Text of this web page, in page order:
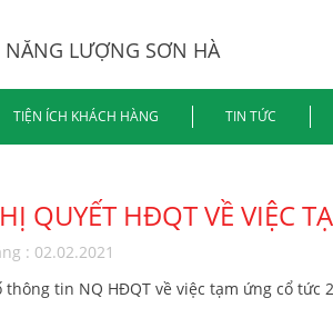
NĂNG LƯỢNG SƠN HÀ
TIỆN ÍCH KHÁCH HÀNG TIN TỨC
QUYẾT HĐQT VỀ VIỆC
: 02.02.2021
thông tin NQ HĐQT về việc tạm ứng cổ tức